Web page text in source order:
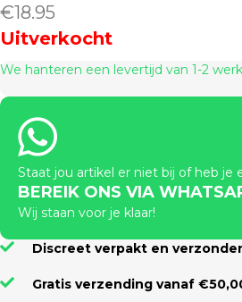
€18.95
Uitverkocht
We hanteren een levertijd van 1-2
Staat jou artikel er niet bij of heb je
BEREIK ONS VIA
Wij staan voor je klaar!
Discreet verpakt en
Gratis verzending vanaf